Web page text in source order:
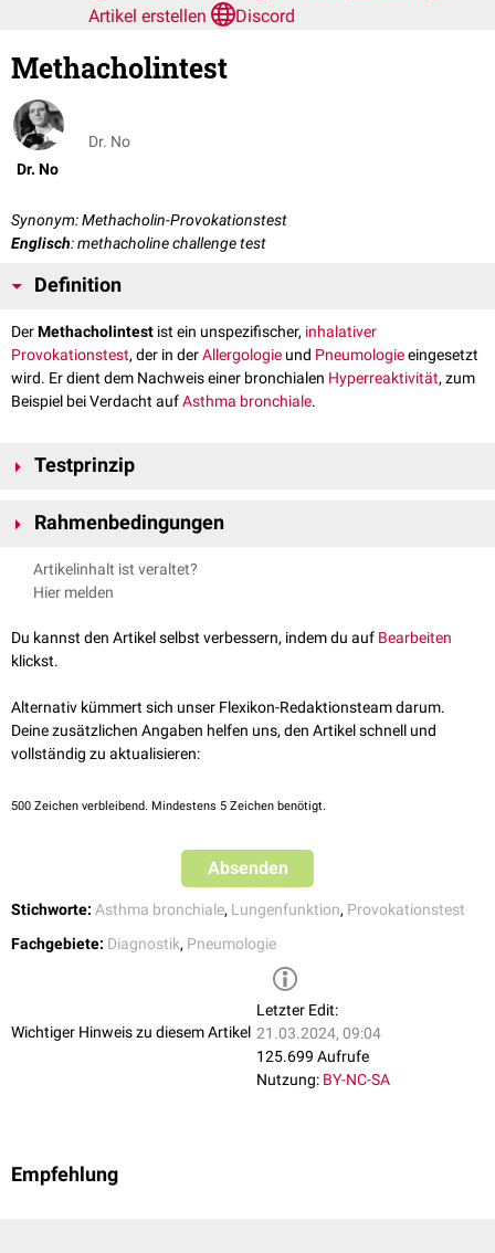
Artikel erstellen
Discord
Methacholintest
Dr. No
Dr. No
Synonym: Methacholin-Provokationstest
Englisch: methacholine challenge test
Definition
DerMethacholintest ist ein unspezifischer, inhalativer
Provokationstest, der in derAllergologie und Pneumologieeingesetzt
wird. Er dient dem Nachweis einer bronchialen Hyperreaktivität, zum
Beispiel bei Verdacht aufAsthma bronchiale.
Testprinzip
Parasympathomimetikum, das in der Lunge eine dosisabhängige
auch infolge chronischer Entzündung durch Infekte oder inhalativer
Noxen (Lacke und Farben, Nagellackentferner, Haarspray), ist diese
Wird einem symptomfreien Patienten mit Verdacht auf Asthma unter
kontrollierten Bedingungen Methacholin über einen
Atemwegswiderstand), die sich mittels derSpirometrieerfassen lassen.
Verändern sich diese Werte schon unter dem Schwellenwert von 0,5 mg,
wird der Test als positiv gewertet. Auf diese Weise kann die Diagnose
Ventilationsstörung gesichert werden.
Rahmenbedingungen
Ein Methacholintest kann einen
der Test nur in einem entsprechend ausgerüsteten
Auftreten von Atembeschwerden werden dem Patienten Sauerstoff
Betasympathomimetika
verabreicht. Ein Arzt mit Erfahrung in der
Artikelinhalt ist veraltet?
Hier melden
Du kannst den Artikel selbst verbessern, indem du auf Bearbeiten
klickst.
Alternativ kümmert sich unser Flexikon-Redaktionsteam darum.
Deine zusätzlichen Angaben helfen uns, den Artikel schnell und
vollständig zu aktualisieren:
500 Zeichen verbleibend. Mindestens 5 Zeichen benötigt.
Absenden
Stichworte: Asthma bronchiale, Lungenfunktion, Provokationstest
Fachgebiete: Diagnostik, Pneumologie
Wichtiger Hinweis zu diesem Artikel
Letzter Edit:
21.03.2024, 09:04
125.699 Aufrufe
Nutzung: BY-NC-SA
Empfehlung